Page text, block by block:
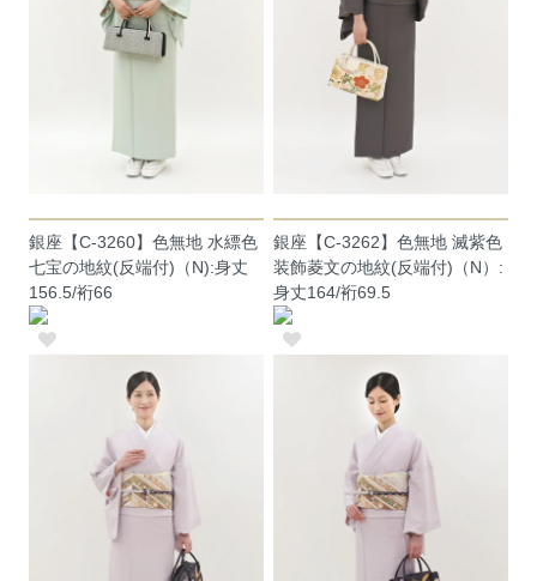
銀座【C-3260】色無地 水縹色
七宝の地紋(反端付)（N):身丈
156.5/裄66
銀座【C-3262】色無地 滅紫色
装飾菱文の地紋(反端付)（N）:
身丈164/裄69.5